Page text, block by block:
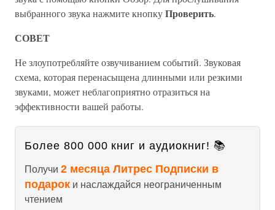
выбранного звука нажмите кнопкуПроверить.
СОВЕТ
Не злоупотребляйте озвучиванием событий. Звуковая
схема, которая перенасыщена длинными или резкими
звуками, может неблагоприятно отразиться на
эффективности вашей работы.
Более 800 000 книг и аудиокниг! 📚
Получи 2 месяца Литрес Подписки в
подарок и наслаждайся неограниченным
чтением